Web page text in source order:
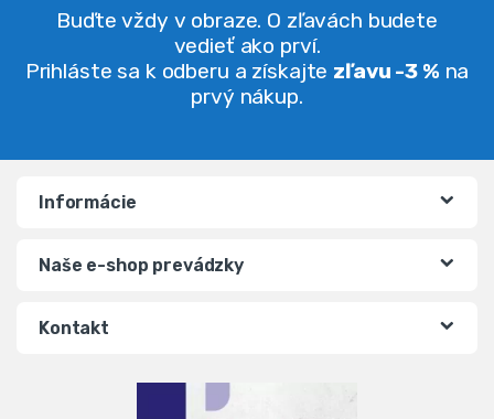
50,40€ 78,75 €
★★★★★
Šírka tyče: 107cm
48,30€
(39,27 €bez DPH)
★★★★★
Zobrazených 1–30 z 30 výsledkov
hneď pri vstupe a mať všetko na jednom mieste....
Pokračovať v